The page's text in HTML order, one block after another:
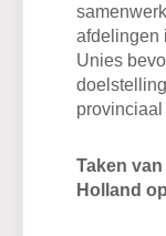
afdelingen
Unies
provinciaal
Taken
Holland